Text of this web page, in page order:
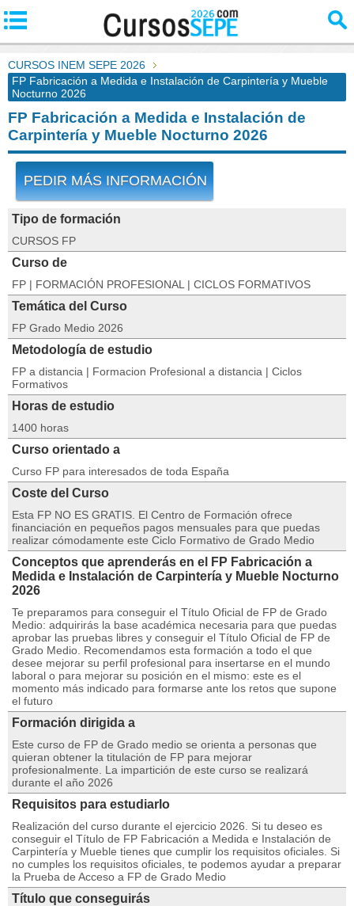
CURSOS INEM SEPE 2026
FP Fabricación a Medida e Instalación de Carpintería y Mueble
Nocturno 2026
FP Fabricación a Medida e Instalación de
Carpintería y Mueble Nocturno 2026
PEDIR MÁS INFORMACIÓN
Tipo de formación
CURSOS FP
Curso de
FP | FORMACIÓN PROFESIONAL | CICLOS FORMATIVOS
Temática del Curso
FP Grado Medio 2026
Metodología de estudio
FP a distancia | Formacion Profesional a distancia | Ciclos
Formativos
Horas de estudio
1400 horas
Curso orientado a
Curso FP para interesados de toda España
Coste del Curso
Esta FP NO ES GRATIS. El Centro de Formación ofrece
financiación en pequeños pagos mensuales para que puedas
realizar cómodamente este Ciclo Formativo de Grado Medio
Conceptos que aprenderás en el FP Fabricación a
Medida e Instalación de Carpintería y Mueble Nocturno
2026
Te preparamos para conseguir el Título Oficial de FP de Grado
Medio: adquirirás la base académica necesaria para que puedas
aprobar las pruebas libres y conseguir el Título Oficial de FP de
Grado Medio. Recomendamos esta formación a todo el que
desee mejorar su perfil profesional para insertarse en el mundo
laboral o para mejorar su posición en el mismo: este es el
momento más indicado para formarse ante los retos que supone
el futuro
Formación dirigida a
Este curso de FP de Grado medio se orienta a personas que
quieran obtener la titulación de FP para mejorar
profesionalmente. La impartición de este curso se realizará
durante el año 2026
Requisitos para estudiarlo
Realización del curso durante el ejercicio 2026. Si tu deseo es
conseguir el Título de FP Fabricación a Medida e Instalación de
Carpintería y Mueble tienes que cumplir los requisitos oficiales. Si
no cumples los requisitos oficiales, te podemos ayudar a preparar
la Prueba de Acceso a FP de Grado Medio
Título que conseguirás